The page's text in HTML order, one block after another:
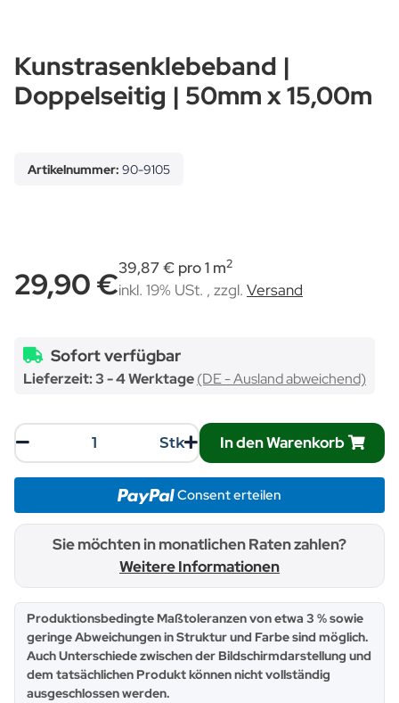
Kunstrasenklebeband |
Doppelseitig | 50mm x 15,00m
Artikelnummer: 90-9105
29,90 €39,87 € pro 1 m2
inkl. 19% USt. , zzgl. Versand
Sofort verfügbar
Lieferzeit:3 - 4 Werktage(DE - Ausland abweichend)
Stk In den Warenkorb
Consent erteilen
Sie möchten in monatlichen Raten zahlen?
Weitere Informationen
x
Produktionsbedingte Maßtoleranzen von etwa 3 % sowie
geringe Abweichungen in Struktur und Farbe sind möglich.
Auch Unterschiede zwischen der Bildschirmdarstellung und
dem tatsächlichen Produkt können nicht vollständig
ausgeschlossen werden.